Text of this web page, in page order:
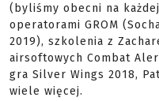
(byliśmy obecni na
operatorami GROM
2019), szkolenia z
airsoftowych Combat
gra Silver Wings 2018,
wiele więcej.